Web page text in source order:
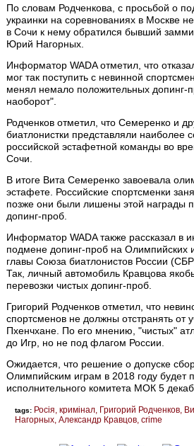
По словам Родченкова, с просьбой о
украинки на соревнованиях в Москве
в Сочи к нему обратился бывший
Юрий Нагорных.
Информатор WADA отметил, что
мог так поступить с невинной
менял немало положительных допинг-
наоборот".
Родченков отметил, что Семеренко и
биатлонистки представляли наиболее
российской эстафетной команды во
Сочи.
В итоге Вита Семеренко завоевала
эстафете. Российские спортсменки
позже они были лишены этой награды
допинг-проб.
Информатор WADA также рассказал в
подмене допинг-проб на Олимпийских
главы Союза биатлонистов России
Так, личный автомобиль Кравцова
перевозки чистых допинг-проб.
Григорий Родченков отметил, что
спортсменов не должны отстранять от
Пхенчхане. По его мнению, "чистых"
до Игр, но не под флагом России.
Ожидается, что решение о допуске
Олимпийским играм в 2018 году будет
исполнительного комитета МОК 5
tags: Росія кримінал Григорий Родченков
Нагорных Александр Кравцов crime